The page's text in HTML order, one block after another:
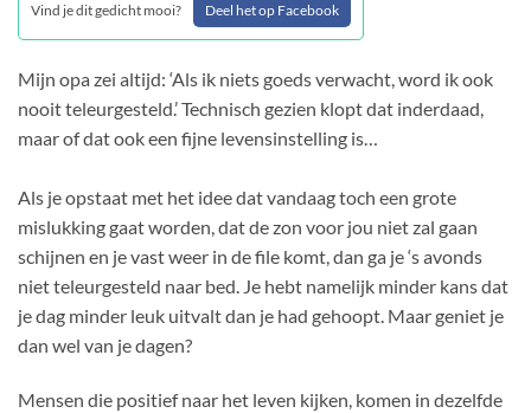
Vind je dit gedicht mooi? Deel het op Facebook
Mijn opa zei altijd: ‘Als ik niets goeds verwacht, word ik ook
nooit teleurgesteld.’ Technisch gezien klopt dat inderdaad,
maar of dat ook een fijne levensinstelling is…
Als je opstaat met het idee dat vandaag toch een grote
mislukking gaat worden, dat de zon voor jou niet zal gaan
schijnen en je vast weer in de file komt, dan ga je ‘s avonds
niet teleurgesteld naar bed. Je hebt namelijk minder kans dat
je dag minder leuk uitvalt dan je had gehoopt. Maar geniet je
dan wel van je dagen?
Mensen die positief naar het leven kijken, komen in dezelfde